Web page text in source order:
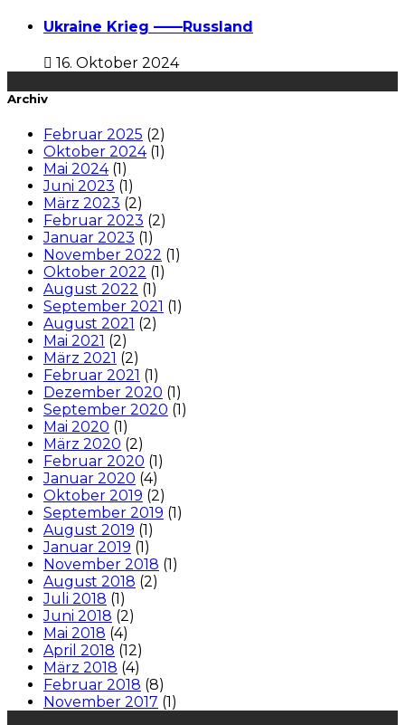
Ukraine Krieg ——Russland
16. Oktober 2024
Archiv
Februar 2025 (2)
Oktober 2024(1)
Mai 2024(1)
Juni 2023 (1)
März 2023 (2)
Februar 2023 (2)
Januar 2023 (1)
November 2022 (1)
Oktober 2022 (1)
August 2022 (1)
September 2021 (1)
August 2021 (2)
Mai 2021 (2)
März 2021 (2)
Februar 2021 (1)
Dezember 2020 (1)
September 2020 (1)
Mai 2020 (1)
März 2020 (2)
Februar 2020 (1)
Januar 2020 (4)
Oktober 2019 (2)
September 2019 (1)
August 2019 (1)
Januar 2019 (1)
November 2018 (1)
August 2018 (2)
Juli 2018 (1)
Juni 2018 (2)
Mai 2018 (4)
April 2018 (12)
März 2018 (4)
Februar 2018 (8)
November 2017 (1)